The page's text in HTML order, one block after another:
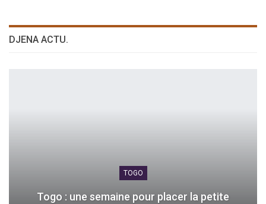
DJENA ACTU.
TOGO
Togo : une semaine pour placer la petite